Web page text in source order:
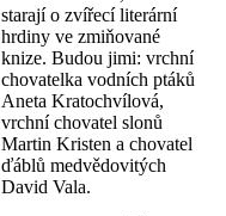
starají o zvířecí literární
hrdiny ve zmiňované
knize. Budou jimi: vrchní
chovatelka vodních ptáků
Aneta Kratochvílová,
vrchní chovatel slonů
Martin Kristen a chovatel
ďáblů medvědovitých
David Vala.